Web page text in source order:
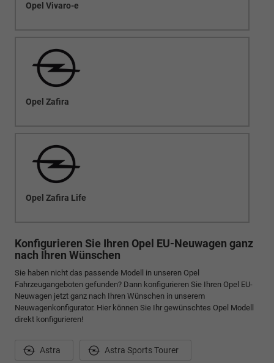
Opel Vivaro-e
Opel Zafira
Opel Zafira Life
Konfigurieren Sie Ihren Opel EU-Neuwagen ganz
nach Ihren Wünschen
Sie haben nicht das passende Modell in unseren Opel
Fahrzeugangeboten gefunden? Dann konfigurieren Sie Ihren Opel EU-
Neuwagen jetzt ganz nach Ihren Wünschen in unserem
Neuwagenkonfigurator. Hier können Sie Ihr gewünschtes Opel Modell
direkt konfigurieren!
Astra Astra Sports Tourer